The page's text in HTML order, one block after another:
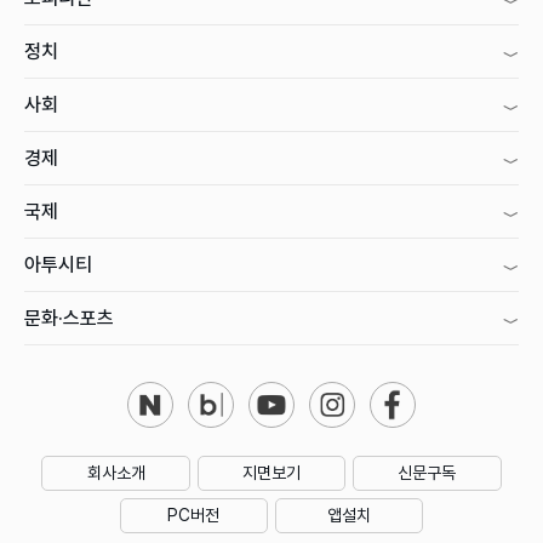
정치
사회
경제
국제
아투시티
문화·스포츠
회사소개 지면보기 신문구독
PC버전 앱설치